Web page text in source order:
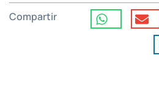
Compartir